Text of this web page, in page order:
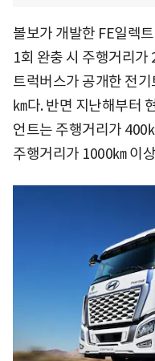
볼보가 개발한 FE일렉
1회 완충 시 주행거리
트럭버스가 공개한 전
㎞다. 반면 지난해부터
언트는 주행거리가 400
주행거리가 1000㎞ 이